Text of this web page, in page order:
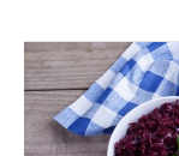
Kako
bečki
restorani
pomažu